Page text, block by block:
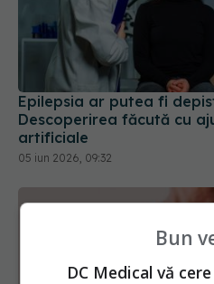
Epilepsia ar putea fi
Descoperirea făcută cu
artificiale
05 iun 2026, 09:32
Bun
DC Medical vă